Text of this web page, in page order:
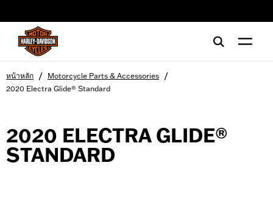
หน้าหลัก / Motorcycle Parts & Accessories /
2020 Electra Glide® Standard
2020 ELECTRA GLIDE®
STANDARD